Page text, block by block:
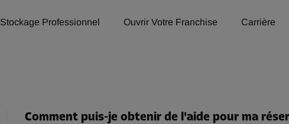
Stockage Professionnel Ouvrir Votre Franchise Carrière
Comment puis-je obtenir de l'aide pour ma